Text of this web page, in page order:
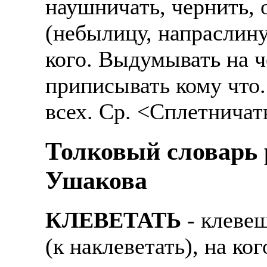
наушничать, чернить,
(небылицу,
кого. Выдумывать на
приписывать кому
всех. Ср.
Толковый словарь
Ушакова
КЛЕВЕТАТЬ -
(к наклеветать), на